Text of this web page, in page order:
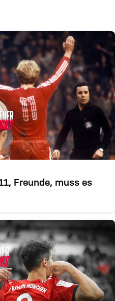
Freunde, muss es